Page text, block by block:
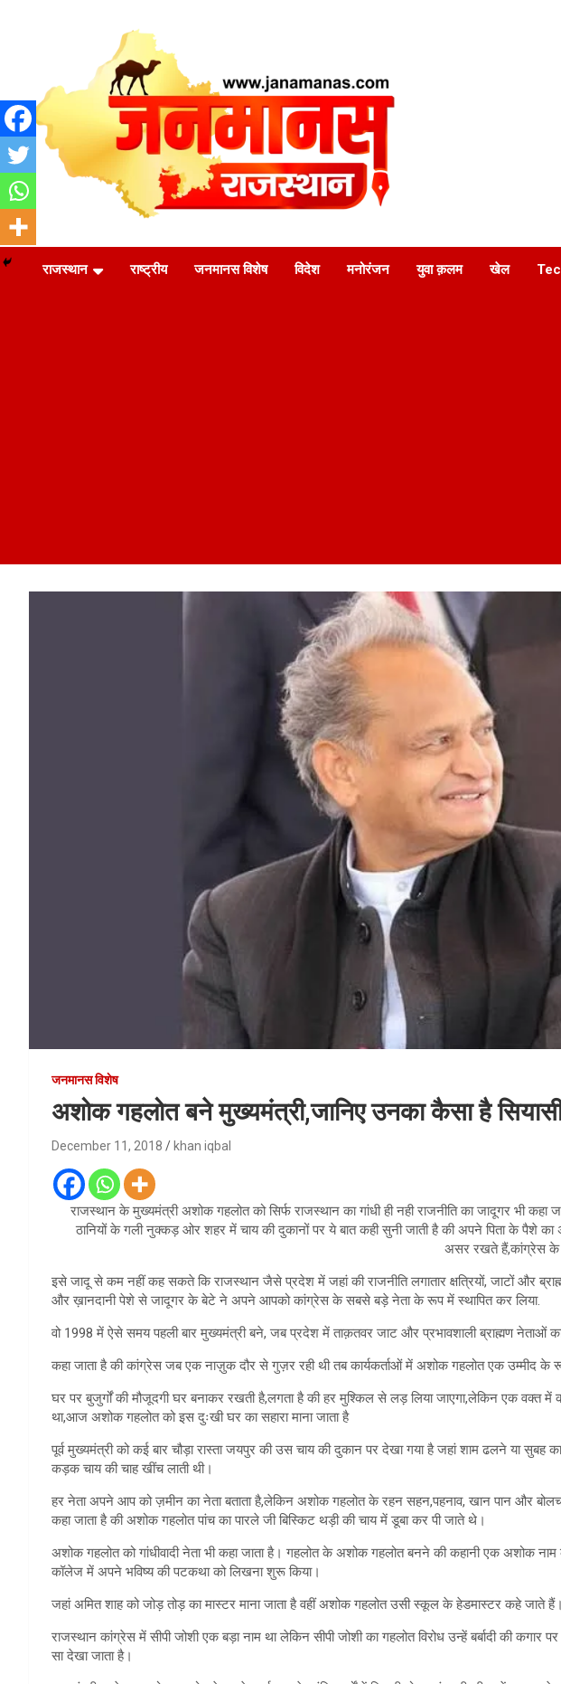
Janamanas.com
राजस्थान राष्ट्रीय जनमानस विशेष विदेश मनोरंजन युवा क़लम खेल
जनमानस विशेष
अशोक गहलोत बने मुख्यमंत्री,जानिए उनका कैसा है
December 11, 2018 khan iqbal
राजस्थान के मुख्यमंत्री अशोक गहलोत को सिर्फ राजस्थान का गांधी ही नही राजनीति का जादूगर भी
ठानियों के गली नुक्कड़ ओर शहर में चाय की दुकानों पर ये बात कही सुनी जाती है की अपने पिता के पैशे
असर रखते हैं,कांग्रेस के
इसे जादू से कम नहीं कह सकते कि राजस्थान जैसे प्रदेश में जहां की राजनीति लगातार क्षत्रियों, जाटों और
और ख़ानदानी पेशे से जादूगर के बेटे ने अपने आपको कांग्रेस के सबसे बड़े नेता के रूप में स्थापित कर लिया.
वो 1998 में ऐसे समय पहली बार मुख्यमंत्री बने, जब प्रदेश में ताक़तवर जाट और प्रभावशाली ब्राह्मण नेताओं का
कहा जाता है की कांग्रेस जब एक नाज़ुक दौर से गुज़र रही थी तब कार्यकर्ताओं में अशोक गहलोत एक उम्मीद के
घर पर बुजुर्गों की मौजूदगी घर बनाकर रखती है,लगता है की हर मुश्किल से लड़ लिया जाएगा,लेकिन एक वक्त में
था,आज अशोक गहलोत को इस दुःखी घर का सहारा माना जाता है
पूर्व मुख्यमंत्री को कई बार चौड़ा रास्ता जयपुर की उस चाय की दुकान पर देखा गया है जहां शाम ढलने या
कड़क चाय की चाह खींच लाती थी।
हर नेता अपने आप को ज़मीन का नेता बताता है,लेकिन अशोक गहलोत के रहन सहन,पहनाव, खान पान और
कहा जाता है की अशोक गहलोत पांच का पारले जी बिस्किट थड़ी की चाय में डूबा कर पी जाते थे।
अशोक गहलोत को गांधीवादी नेता भी कहा जाता है। गहलोत के अशोक गहलोत बनने की कहानी एक अशोक
कॉलेज में अपने भविष्य की पटकथा को लिखना शुरू किया।
जहां अमित शाह को जोड़ तोड़ का मास्टर माना जाता है वहीं अशोक गहलोत उसी स्कूल के हेडमास्टर कहे जाते हैं।
राजस्थान कांग्रेस में सीपी जोशी एक बड़ा नाम था लेकिन सीपी जोशी का गहलोत विरोध उन्हें बर्बादी की
सा देखा जाता है।